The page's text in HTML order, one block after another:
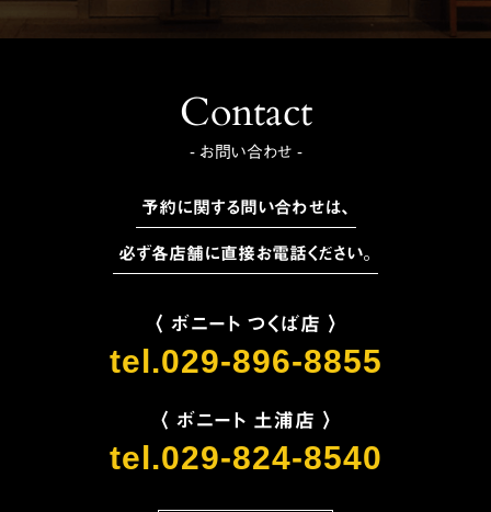
Contact
- お問い合わせ -
予約に関する問い合わせは、
必ず各店舗に直接お電話ください。
〈 ボニート つくば店 〉
tel.029-896-8855
〈 ボニート 土浦店 〉
tel.029-824-8540